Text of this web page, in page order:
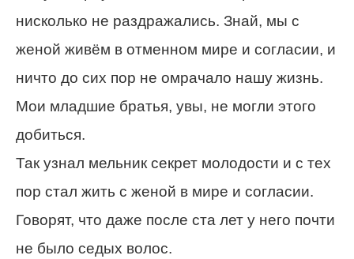
нисколько не раздражались. Знай, мы с
женой живём в отменном мире и согласии, и
ничто до сих пор не омрачало нашу жизнь.
Мои младшие братья, увы, не могли этого
добиться.
Так узнал мельник секрет молодости и с тех
пор стал жить с женой в мире и согласии.
Говорят, что даже после ста лет у него почти
не было седых волос.